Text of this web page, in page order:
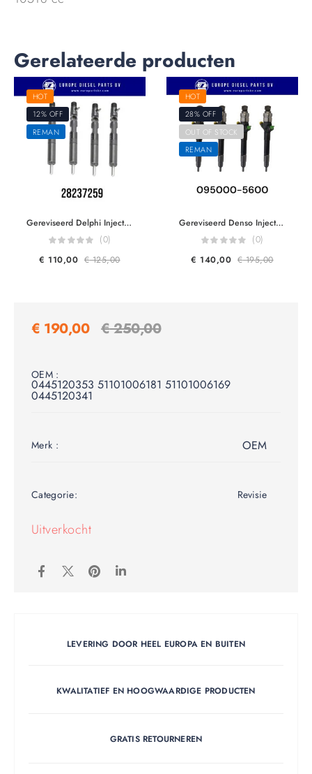
Gerelateerde producten
HOT
12% OFF
REMAN
Gereviseerd Delphi Injector 28237259 28232234 R05601D Renault Dacia Nissan 166000897R 166007866R 8200794299 Reman by Delphi HRD345
(0)
€ 110,00 €125,00
HOT
28% OFF
OUT OF STOCK
REMAN
Gereviseerd Denso Injector 095000-5600 1465A041 DCRI105600 970950-0560 For G2S Mitsubishi L200CR 4D56 2.5L Euro 3-4
(0)
€ 140,00 €195,00
€ 190,00 €250,00
OEM :
0445120353 51101006181 51101006169
0445120341
Merk : OEM
Categorie: Revisie
Uitverkocht
LEVERING DOOR HEEL EUROPA EN BUITEN
KWALITATIEF EN HOOGWAARDIGE PRODUCTEN
GRATIS RETOURNEREN